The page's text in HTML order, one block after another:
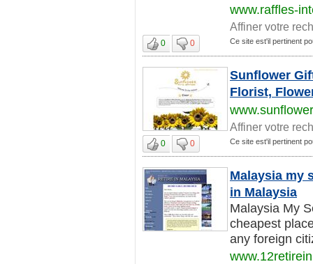
www.raffles-
Affiner votre
0 0 Ce site est'il pertinent
Sunflower
Florist,
Affiner votre
0 0 Ce site est'il pertinent
Malaysia my
in Malaysia
Malaysia My
cheapest
any foreign